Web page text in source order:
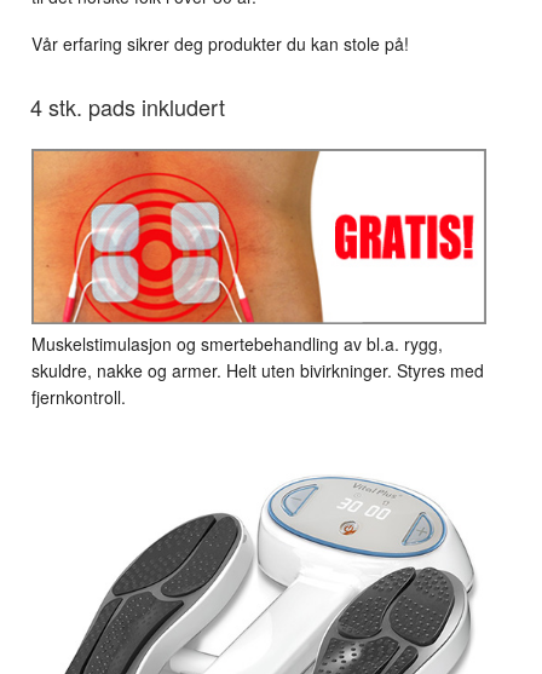
Vår erfaring sikrer deg produkter du kan stole på!
4 stk. pads inkludert
Muskelstimulasjon og smertebehandling av bl.a. rygg,
skuldre, nakke og armer. Helt uten bivirkninger. Styres med
fjernkontroll.